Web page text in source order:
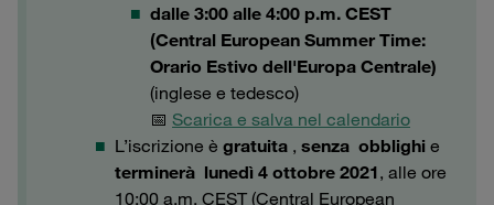
dalle 3:00 alle 4:00 p.m. CEST
(Central European Summer Time:
Orario Estivo dell'Europa Centrale)
(inglese e tedesco)
📅 Scarica e salva nel calendario
L’iscrizione è gratuita , senza obblighi e
terminerà lunedì 4 ottobre 2021, alle ore
10:00 a.m. CEST (Central European